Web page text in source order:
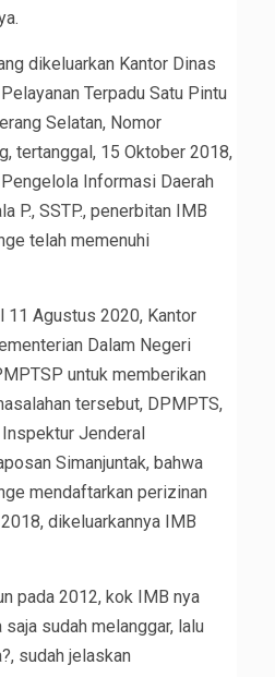
dikeluarkan Kantor Dinas
Terpadu Satu Pintu
Selatan, Nomor
tertanggal, 15 Oktober 2018,
Informasi Daerah
P., SSTP., penerbitan IMB
telah memenuhi
11 Agustus 2020, Kantor
Dalam Negeri
untuk memberikan
tersebut, DPMPTS,
Jenderal
Simanjuntak, bahwa
mendaftarkan perizinan
dikeluarkannya IMB
pada 2012, kok IMB nya
sudah melanggar, lalu
sudah jelaskan